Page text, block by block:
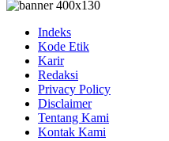
Indeks
Kode Etik
Karir
Redaksi
Privacy Policy
Disclaimer
Tentang Kami
Kontak Kami